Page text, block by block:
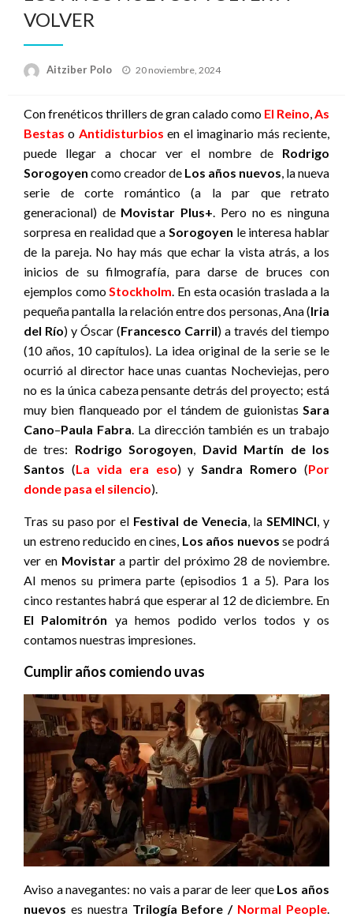
VOLVER
Aitziber Polo
Publicado
20 noviembre, 2024
Con frenéticos thrillers de gran calado como El Reino,As
Bestas o Antidisturbiosen el imaginario más reciente,
puede llegar a chocar ver el nombre de Rodrigo
Sorogoyen como creador de Los años nuevos, la nueva
serie de corte romántico (a la par que retrato
generacional) de Movistar Plus+. Pero no es ninguna
sorpresa en realidad que a Sorogoyen le interesa hablar
de la pareja. No hay más que echar la vista atrás, a los
inicios de su filmografía, para darse de bruces con
ejemplos comoStockholm. En esta ocasión traslada a la
pequeña pantalla la relación entre dos personas, Ana (Iria
del Río) y Óscar (Francesco Carril) a través del tiempo
(10 años, 10 capítulos). La idea original de la serie se le
ocurrió al director hace unas cuantas Nocheviejas, pero
no es la única cabeza pensante detrás del proyecto; está
muy bien flanqueado por el tándem de guionistas Sara
Cano–Paula Fabra. La dirección también es un trabajo
de tres: Rodrigo Sorogoyen, David Martín de los
Santos (La vida era eso) ySandra Romero (Por
donde pasa el silencio).
Tras su paso por el Festival de Venecia, laSEMINCI, y
un estreno reducido en cines, Los años nuevosse podrá
ver en Movistara partir del próximo 28 de noviembre.
Al menos su primera parte (episodios 1 a 5). Para los
cinco restantes habrá que esperar al 12 de diciembre. En
El Palomitrón ya hemos podido verlos todos y os
contamos nuestras impresiones.
Cumplir años comiendo uvas
Aviso a navegantes: no vais a parar de leer que Los años
nuevos es nuestra Trilogía Before / Normal People